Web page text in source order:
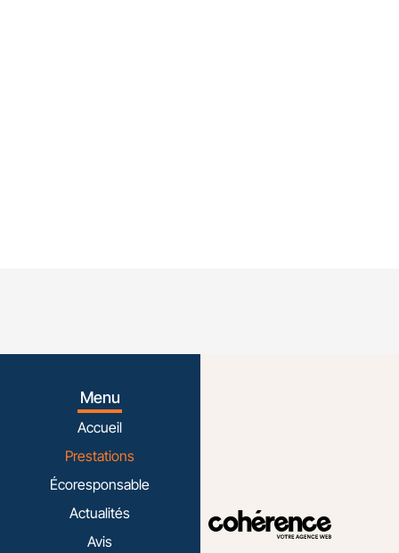
Menu
Accueil
Prestations
Écoresponsable
Actualités
Avis